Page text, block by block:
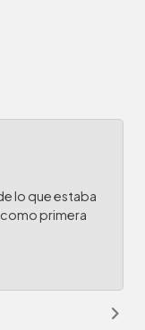
lo que estaba
primera